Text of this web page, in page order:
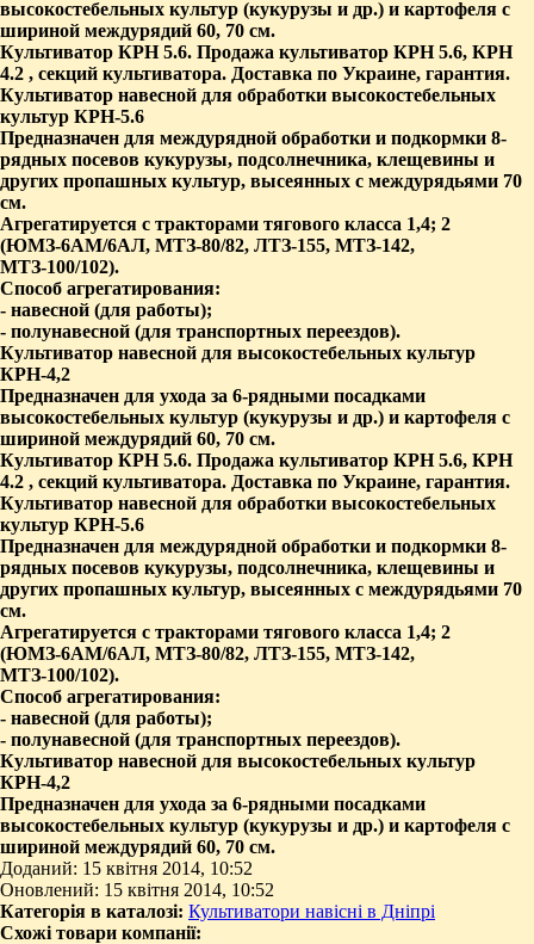
высокостебельных культур (кукурузы и др.) и картофеля с
шириной междурядий 60, 70 см.
Культиватор КРН 5.6. Продажа культиватор КРН 5.6, КРН
4.2 , секций культиватора. Доставка по Украине, гарантия.
Культиватор навесной для обработки высокостебельных
культур КРН-5.6
Предназначен для междурядной обработки и подкормки 8-
рядных посевов кукурузы, подсолнечника, клещевины и
других пропашных культур, высеянных с междурядьями 70
см.
Агрегатируется с тракторами тягового класса 1,4; 2
(ЮМЗ-6АМ/6АЛ, МТЗ-80/82, ЛТЗ-155, МТЗ-142,
МТЗ-100/102).
Способ агрегатирования:
- навесной (для работы);
- полунавесной (для транспортных переездов).
Культиватор навесной для высокостебельных культур
КРН-4,2
Предназначен для ухода за 6-рядными посадками
высокостебельных культур (кукурузы и др.) и картофеля с
шириной междурядий 60, 70 см.
Культиватор КРН 5.6. Продажа культиватор КРН 5.6, КРН
4.2 , секций культиватора. Доставка по Украине, гарантия.
Культиватор навесной для обработки высокостебельных
культур КРН-5.6
Предназначен для междурядной обработки и подкормки 8-
рядных посевов кукурузы, подсолнечника, клещевины и
других пропашных культур, высеянных с междурядьями 70
см.
Агрегатируется с тракторами тягового класса 1,4; 2
(ЮМЗ-6АМ/6АЛ, МТЗ-80/82, ЛТЗ-155, МТЗ-142,
МТЗ-100/102).
Способ агрегатирования:
- навесной (для работы);
- полунавесной (для транспортных переездов).
Культиватор навесной для высокостебельных культур
КРН-4,2
Предназначен для ухода за 6-рядными посадками
высокостебельных культур (кукурузы и др.) и картофеля с
шириной междурядий 60, 70 см.
Доданий: 15 квітня 2014, 10:52
Оновлений: 15 квітня 2014, 10:52
Категорія в каталозі: Культиватори навісні в Дніпрі
Схожі товари компанії: